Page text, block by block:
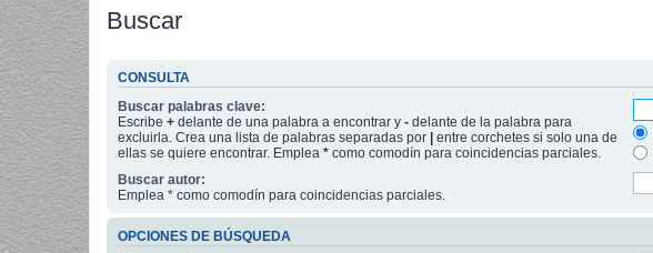
Buscar
CONSULTA
Buscar palabras clave:
Escribe + delante de una palabra a encontrar y - delante de la palabra para
excluirla. Crea una lista de palabras separadas por
entre corchetes si solo una de
ellas se quiere encontrar. Emplea * como comodín para coincidencias parciales.
Buscar autor:
Emplea * como comodín para coincidencias parciales.
OPCIONES DE BÚSQUEDA